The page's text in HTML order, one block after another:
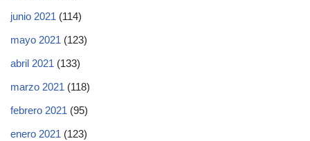
junio 2021 (114)
mayo 2021 (123)
abril 2021 (133)
marzo 2021 (118)
febrero 2021 (95)
enero 2021 (123)